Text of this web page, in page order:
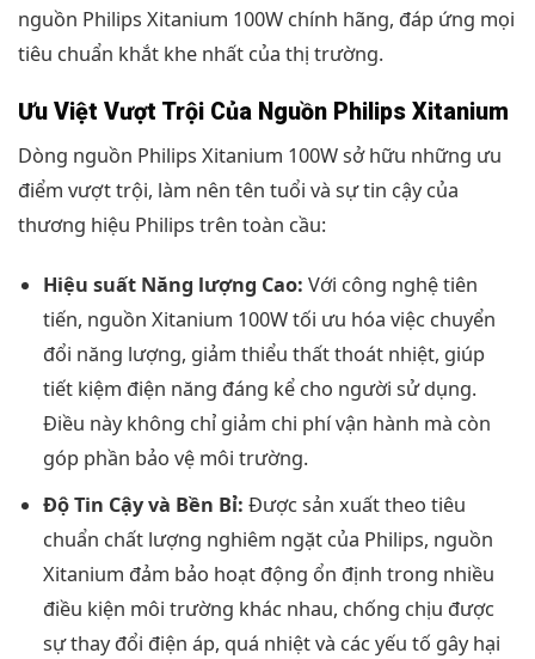
nguồn Philips Xitanium 100W chính hãng, đáp ứng mọi
tiêu chuẩn khắt khe nhất của thị trường.
Ưu Việt Vượt Trội Của Nguồn Philips Xitanium
Dòng nguồn Philips Xitanium 100W sở hữu những ưu
điểm vượt trội, làm nên tên tuổi và sự tin cậy của
thương hiệu Philips trên toàn cầu:
Hiệu suất Năng lượng Cao: Với công nghệ tiên
tiến, nguồn Xitanium 100W tối ưu hóa việc chuyển
đổi năng lượng, giảm thiểu thất thoát nhiệt, giúp
tiết kiệm điện năng đáng kể cho người sử dụng.
Điều này không chỉ giảm chi phí vận hành mà còn
góp phần bảo vệ môi trường.
Độ Tin Cậy và Bền Bỉ: Được sản xuất theo tiêu
chuẩn chất lượng nghiêm ngặt của Philips, nguồn
Xitanium đảm bảo hoạt động ổn định trong nhiều
điều kiện môi trường khác nhau, chống chịu được
sự thay đổi điện áp, quá nhiệt và các yếu tố gây hại